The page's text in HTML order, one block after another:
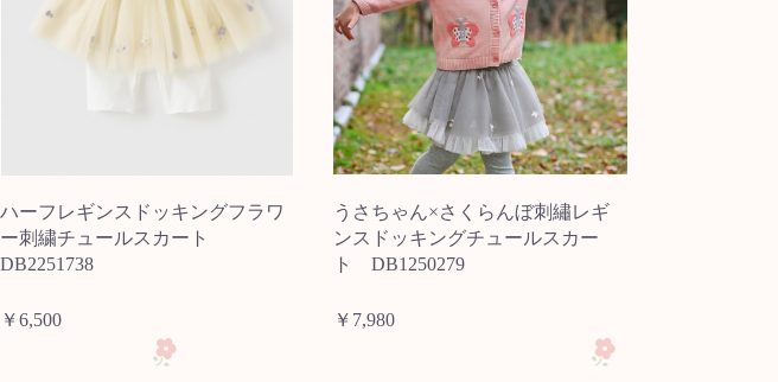
ハーフレギンスドッキングフラワ
ー刺繍チュールスカート
DB2251738
￥6,500
うさちゃん×さくらんぼ刺繡レギ
ンスドッキングチュールスカー
ト DB1250279
￥7,980